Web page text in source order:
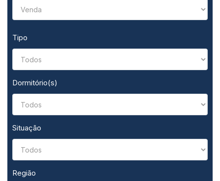
Tipo
Dormitório(s)
Situação
Região